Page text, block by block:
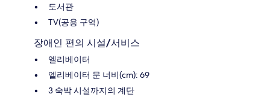
도서관
TV(공용 구역)
장애인 편의 시설/서비스
엘리베이터
엘리베이터 문 너비(cm): 69
3 숙박 시설까지의 계단